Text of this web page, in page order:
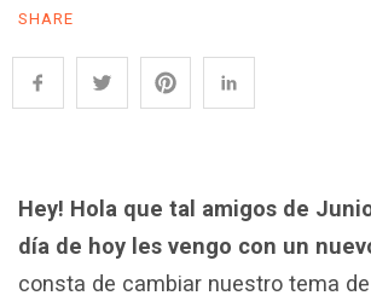
SHARE
Hey! Hola que tal amigos de
día de hoy les vengo con un
consta de cambiar nuestro tema